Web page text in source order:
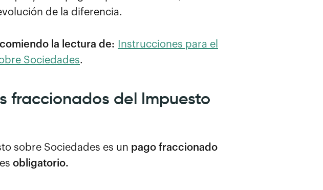
de la diferencia.
la lectura de:
Instrucciones para el
Sociedades.
fraccionados del Impuesto
sobre Sociedades es un pago fraccionado
obligatorio.